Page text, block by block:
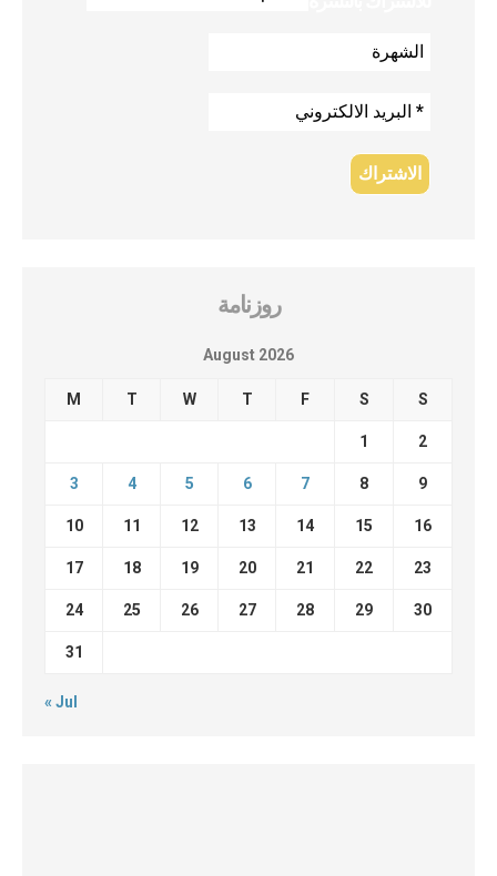
روزنامة
August 2026
M T W T F S S
1 2
3 4 5 6 7 8 9
10 11 12 13 14 15 16
17 18 19 20 21 22 23
24 25 26 27 28 29 30
31
« Jul